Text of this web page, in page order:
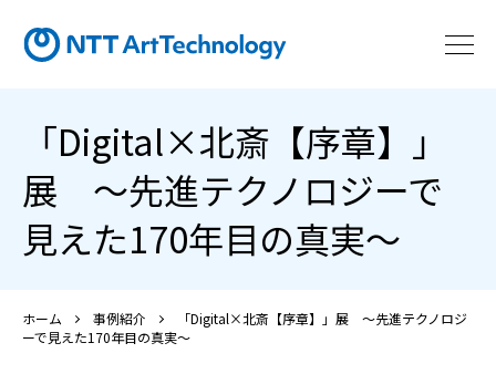
「Digital×北斎【序章】」
展 ～先進テクノロジーで
見えた170年目の真実～
ホーム 事例紹介
「Digital×北斎【序章】」展 ～先進テクノロジ
ーで見えた170年目の真実～